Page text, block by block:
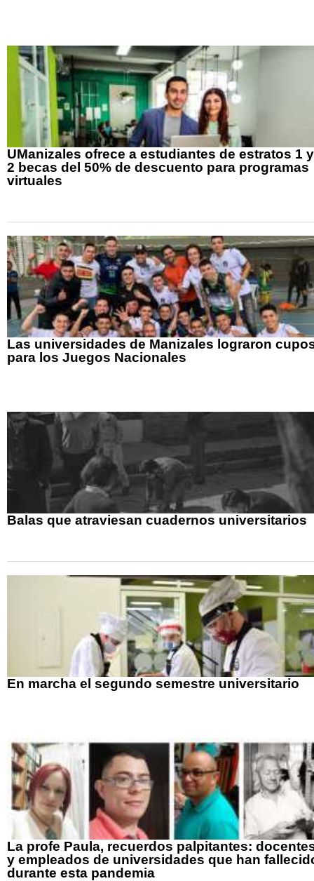
UManizales ofrece a estudiantes de estratos 1 y
2 becas del 50% de descuento para programas
virtuales
Las universidades de Manizales lograron
para los Juegos Nacionales
Balas que atraviesan cuadernos universitarios
En marcha el segundo semestre universitario
La profe Paula, recuerdos palpitantes:
y empleados de universidades que han
durante esta pandemia